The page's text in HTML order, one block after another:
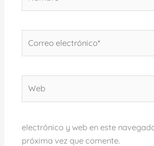
electrónico*
electrónico y web en este
próxima vez que comente.